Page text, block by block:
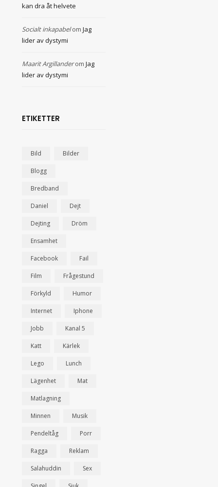
kan dra åt helvete
Socialt inkapabelom Jag
lider av dystymi
Maarit Argillanderom Jag
lider av dystymi
ETIKETTER
Bild Bilder
Blogg
Bredband
Daniel Dejt
Dejting Dröm
Ensamhet
Facebook Fail
Film Frågestund
Förkyld Humor
Internet Iphone
Jobb Kanal 5
Katt Kärlek
Lego Lunch
Lägenhet Mat
Matlagning
Minnen Musik
Pendeltåg Porr
Ragga Reklam
Salahuddin Sex